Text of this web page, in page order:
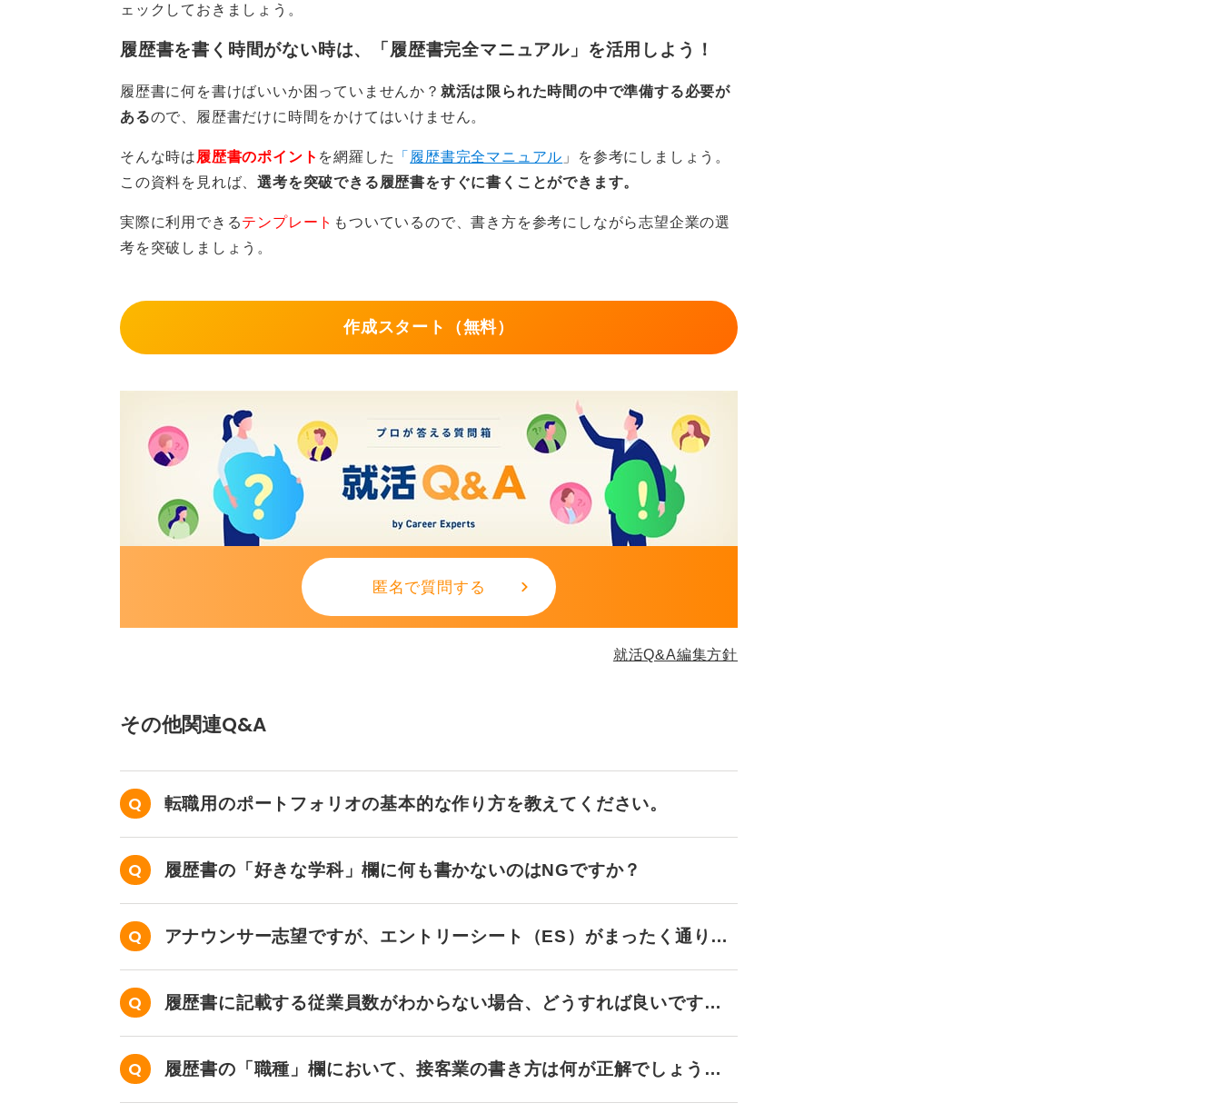
とはいえ、これも会社や担当者の考え方によることも押さえておきましょう。
ネクタイ着用が無難！ 企業から失礼と思われない選択をしよう
この場合、応募する会社や担当者がどう考えるかわからない、というのが結論な
私たち外部専門家が「ネクタイ付きの写真で」というのは、あなたの応募する会
スクの低い提案をすべきだからであって、正解を提示しているわけではありませ
ん。
者は非常識な人だ」と考える確率はまだまだ高いので、基本的にはネクタイなし
ェックしておきましょう。
履歴書を書く時間がない時は、「履歴書完全マニュアル」を活用しよう！
履歴書に何を書けばいいか困っていませんか？ 就活は限られた時間の中で準備する必要が
あるので、履歴書だけに時間をかけてはいけません。
そんな時は 履歴書のポイント を網羅した 「 履歴書完全マニュアル 」を参考にしましょう。
この資料を見れば、選考を突破できる履歴書をすぐに書くことができます。
実際に利用できるテンプレート もついているので、書き方を参考にしながら志望企業の選
考を突破しましょう。
作成スタート（無料）
匿名で質問する
就活Q&A編集方針
その他関連Q&A
転職用のポートフォリオの基本的な作り方を教えてください。
履歴書の「好きな学科」欄に何も書かないのはNGですか？
アナウンサー志望ですが、エントリーシート（ES）がまったく通りま
せん……。
履歴書に記載する従業員数がわからない場合、どうすれば良いです
か？
履歴書の「職種」欄において、接客業の書き方は何が正解でしょう
か？